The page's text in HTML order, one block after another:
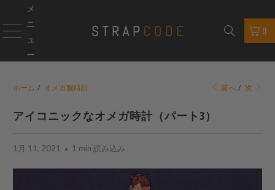
メ
ニ
ュ
ー
0
ホーム / オメガ腕時計 前へ / 次
アイコニックなオメガ時計（パート3）
1月 11, 2021 1 min 読み込み